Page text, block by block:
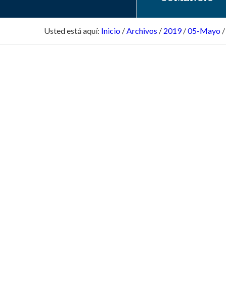
Usted está aquí: Inicio /Archivos / 2019 /05-Mayo /